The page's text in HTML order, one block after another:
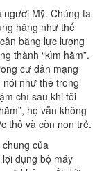
người Mỹ. Chúng ta
hăng như thế
bằng lực lượng
thành “kìm hãm”.
cư dân mạng
như thế trong
chí sau khi tôi
họ vẫn không
thô và còn non trẻ.
của
dụng bộ máy